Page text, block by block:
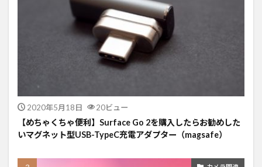
2020年5月18日 20ビュー
【めちゃくちゃ便利】Surface Go 2を購入したらお勧めした
いマグネット型USB-TypeC充電アダプター（magsafe）